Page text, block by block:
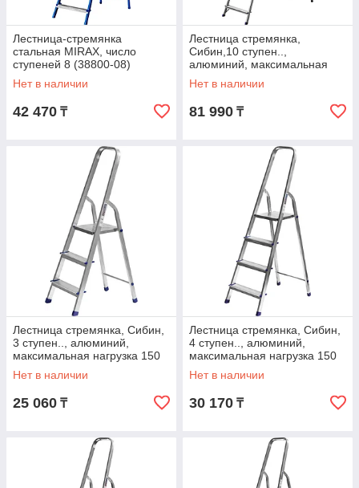
Лестница-стремянка
стальная MIRAX, число
ступеней 8 (38800-08)
Нет в наличии
42 470 ₸
Лестница стремянка,
Сибин,10 ступен..,
алюминий, максимальная
нагрузка 150 кг (38801-10)
Нет в наличии
81 990 ₸
Лестница стремянка, Сибин,
3 ступен.., алюминий,
максимальная нагрузка 150
кг (38801-3)
Нет в наличии
25 060 ₸
Лестница стремянка, Сибин,
4 ступен.., алюминий,
максимальная нагрузка 150
кг (38801-4)
Нет в наличии
30 170 ₸